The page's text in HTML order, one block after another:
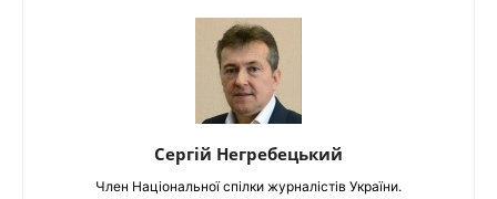
Сергій Негребецький
Член Національної спілки журналістів України.